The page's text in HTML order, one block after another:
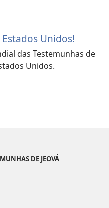
Unidos!
das Testemunhas de
Unidos.
DE JEOVÁ